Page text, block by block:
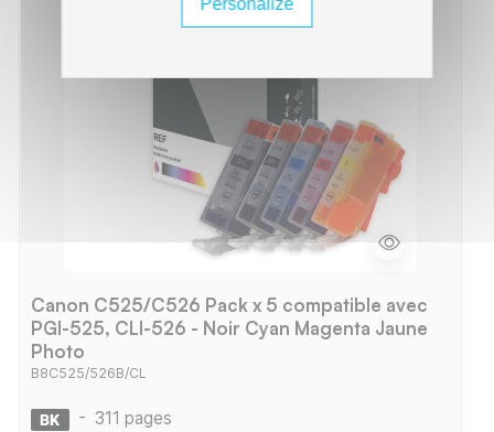
Canon C525/C526 Pack x 5 compatible avec
PGI-525, CLI-526 - Noir Cyan Magenta Jaune
Photo
B8C525/526B/CL
- 311 pages
Personalize